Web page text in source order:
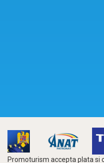
Promoturism accepta plata si